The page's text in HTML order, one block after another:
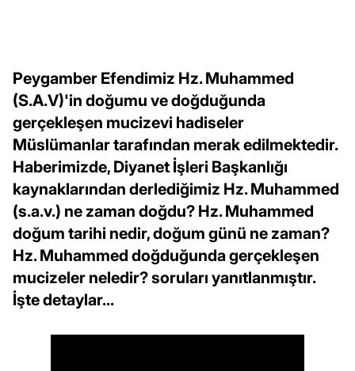
Peygamber Efendimiz Hz. Muhammed
(S.A.V)'in doğumu ve doğduğunda
gerçekleşen mucizevi hadiseler
Müslümanlar tarafından merak edilmektedir.
Haberimizde, Diyanet İşleri Başkanlığı
kaynaklarından derlediğimiz Hz. Muhammed
(s.a.v.) ne zaman doğdu? Hz. Muhammed
doğum tarihi nedir, doğum günü ne zaman?
Hz. Muhammed doğduğunda gerçekleşen
mucizeler neledir? soruları yanıtlanmıştır.
İşte detaylar...